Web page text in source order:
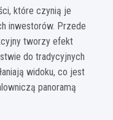
które czynią je
inwestorów. Przede
tworzy efekt
do tradycyjnych
widoku, co jest
panoramą